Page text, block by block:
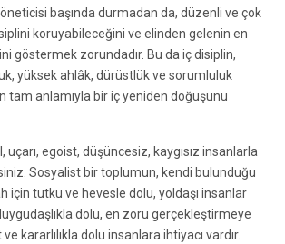
başında durmadan da, düzenli ve çok
koruyabileceğini ve elinden gelenin en
göstermek zorundadır. Bu da iç disiplin,
yüksek ahlâk, dürüstlük ve sorumluluk
tam anlamıyla bir iç yeniden doğuşunu
egoist, düşüncesiz, kaygısız insanlarla
Sosyalist bir toplumun, kendi bulunduğu
için tutku ve hevesle dolu, yoldaşı insanlar
dolu, en zoru gerçekleştirmeye
kararlılıkla dolu insanlara ihtiyacı vardır.